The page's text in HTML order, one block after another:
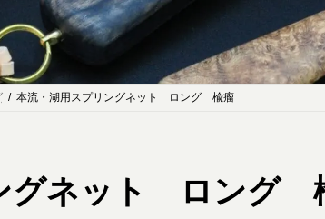
本流・湖用スプリングネット ロング 楡瘤
グネット ロング